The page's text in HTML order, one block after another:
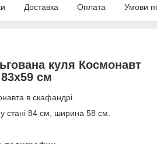
Доставка Оплата Умови
куля Космонавт
83х59 см
в скафандрі.
стані 84 см, ширина 58 см.